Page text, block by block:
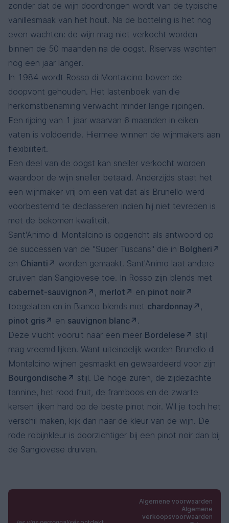
zonder dat de wijn doordrongen wordt van de typische
vanillesmaak van het hout. Na de botteling is het nog
even wachten: de wijn mag niet verkocht worden
binnen de 50 maanden na de oogst. Riservas wachten
nog een jaar langer.
In 1984 wordt Rosso di Montalcino boven de
doopvont gehouden. Het lastenboek van die
herkomstbenaming verwacht minder lange rijpingen.
Een rijping van 1 jaar waarvan 6 maanden in eiken
vaten is voldoende. Hiermee winnen de wijnmakers aan
flexibiliteit.
Een deel van de oogst kan sneller verkocht worden
waardoor de wijn sneller betaald. Anderzijds staat het
een wijnmaker vrij om een vat dat als Brunello werd
voorbestemd te declasseren indien hij niet tevreden is
met de bekomen kwaliteit.
Sant'Animo di Montalcino is opgericht als antwoord op
de successen van de "Super Tuscans" die in Bolgheri
en Chianti
worden gemaakt. Sant'Animo laat andere
druiven dan Sangiovese toe. In Rosso zijn blends met
cabernet-sauvignon
, merlot en pinot noir
toegelaten en in Bianco blends met chardonnay
,
pinot gris
en sauvignon blanc
.
Deze vlucht vooruit naar een meer Bordelese
stijl
mag vreemd lijken. Want uiteindelijk worden Brunello di
Montalcino wijnen gesmaakt en gewaardeerd voor zijn
Bourgondische
stijl. De hoge zuren, de zijdezachte
tannine, het rood fruit, de framboos en de zwarte
kersen lijken hard op de beste pinot noir. Wil je toch het
verschil maken, kijk dan naar de kleur van de wijn. De
rode robijnkleur is doorzichtiger bij een pinot noir dan bij
de Sangiovese druiven.
Algemene voorwaarden
Algemene
verkoopsvoorwaarden